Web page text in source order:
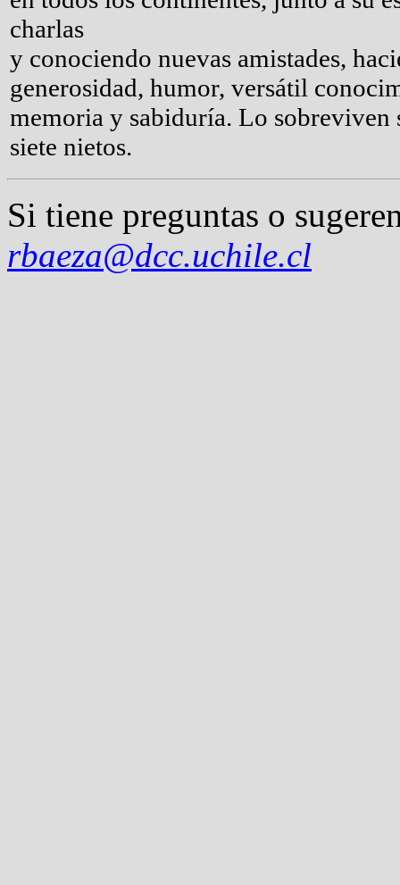
charlas
y conociendo nuevas amistades,
generosidad, humor, versátil
memoria y sabiduría. Lo sobreviven
siete nietos.
Si tiene preguntas o
rbaeza@dcc.uchile.cl